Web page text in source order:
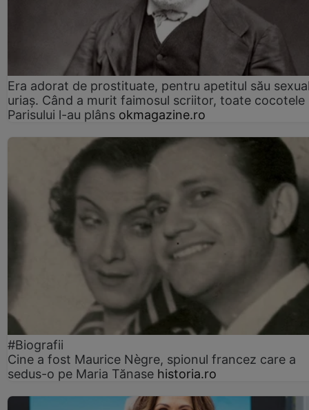
Era adorat de prostituate, pentru apetitul său
uriaș. Când a murit faimosul scriitor, toate cocotele
Parisului l-au plâns okmagazine.ro
#Biografii
Cine a fost Maurice Nègre, spionul francez care a
sedus-o pe Maria Tănase historia.ro